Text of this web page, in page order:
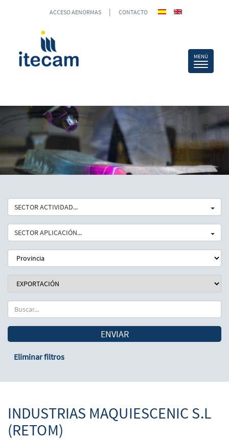
ACCESO AENORMAS | CONTACTO
SECTOR ACTIVIDAD...
SECTOR APLICACIÓN...
ENVIAR
Eliminar filtros
INDUSTRIAS MAQUIESCENIC S.L
(RETOM)